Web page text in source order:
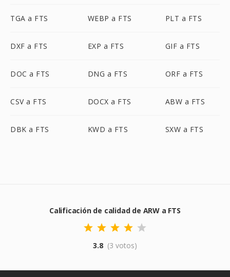
TGA a FTS WEBP a FTS PLT a FTS
DXF a FTS EXP a FTS GIF a FTS
DOC a FTS DNG a FTS ORF a FTS
CSV a FTS DOCX a FTS ABW a FTS
DBK a FTS KWD a FTS SXW a FTS
Calificación de calidad de ARW a FTS
3.8 (3 votos)